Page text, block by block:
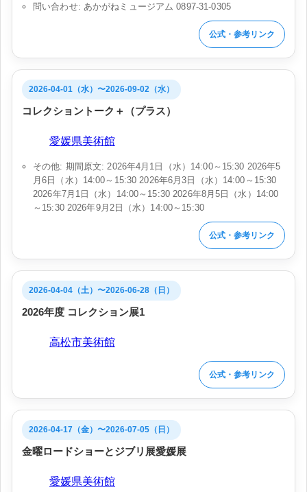
問い合わせ: あかがねミュージアム 0897-31-0305
公式・参考リンク
2026-04-01（水）〜2026-09-02（水）
コレクショントーク＋（プラス）
愛媛県美術館
その他: 期間原文: 2026年4月1日（水）14:00～15:30 2026年5
月6日（水）14:00～15:30 2026年6月3日（水）14:00～15:30
2026年7月1日（水）14:00～15:30 2026年8月5日（水）14:00
～15:30 2026年9月2日（水）14:00～15:30
公式・参考リンク
2026-04-04（土）〜2026-06-28（日）
2026年度 コレクション展1
高松市美術館
公式・参考リンク
2026-04-17（金）〜2026-07-05（日）
金曜ロードショーとジブリ展愛媛展
愛媛県美術館